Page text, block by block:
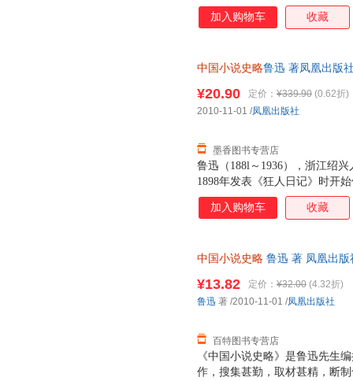
家。 《中国小说史略》为作者
成，叙述中国古代小说发生、
作，而且是中国古代小说史方
加入购物车 收藏
中国小说史略鲁迅 著凤凰出版
鲁迅（188l～1936），浙江绍
1898年发表《狂人日记》时开
家。 《中国小说史略》为作者
成，叙述中国古代小说发生、
作，而且是中国古代小说史方
¥20.90 定价： ¥339.90 (0.62折)
墨香图书专营店
2010-11-01 /凤凰出版社
加入购物车 收藏
中国小说史略 鲁迅 著 凤凰出版
《中国小说史略》是鲁迅先生
作，搜集甚勤，取材甚精，断
¥13.82 定价： ¥32.00 (4.32折)
百特图书专营店
鲁迅 著 /2010-11-01 /凤凰出版社